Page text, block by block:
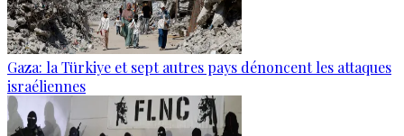
Gaza: la Türkiye et sept autres pays dénoncent les attaques
israéliennes